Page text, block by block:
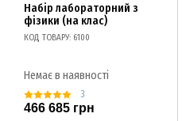
Набір лабораторний з
фізики (на клас)
КОД ТОВАРУ: 6100
Немає в наявності
3
466 685 грн